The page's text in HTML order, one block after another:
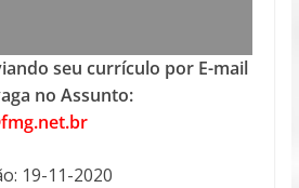
seu currículo por E-mail
no Assunto:
19-11-2020